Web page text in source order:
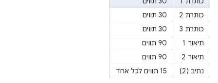
כותרת 2
30 תווים
כותרת 3
30 תווים
תיאור 1
90 תווים
תיאור 2
90 תווים
נתיב (2)
15 תווים לכל אחד